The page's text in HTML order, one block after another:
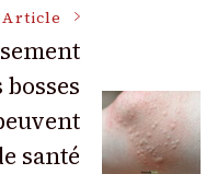
Article
santé